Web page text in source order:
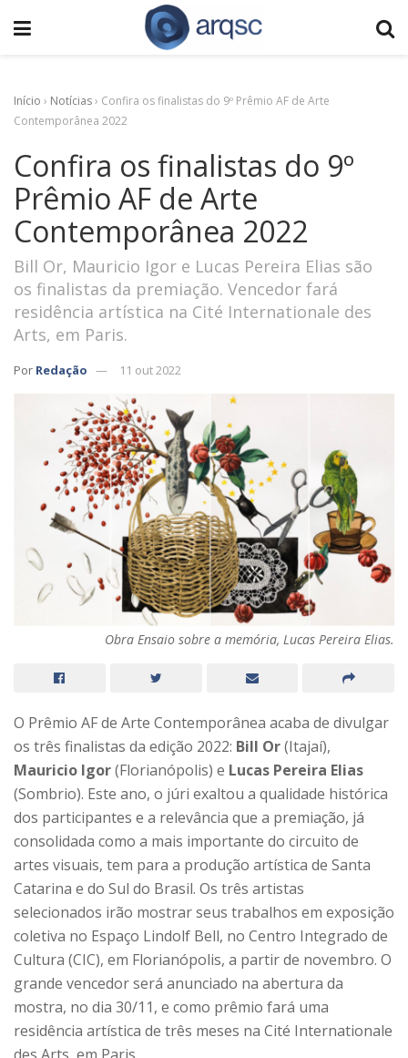
Início › Notícias› Confira os finalistas do 9º Prêmio AF de Arte
Contemporânea 2022
Confira os finalistas do 9º
Prêmio AF de Arte
Contemporânea 2022
Bill Or, Mauricio Igor e Lucas Pereira Elias são
os finalistas da premiação. Vencedor fará
residência artística na Cité Internationale des
Arts, em Paris.
Por Redação 11 out 2022
Obra Ensaio sobre a memória, Lucas Pereira Elias.
O Prêmio AF de Arte Contemporânea acaba de divulgar
os três finalistas da edição 2022: Bill Or(Itajaí),
Mauricio Igor(Florianópolis) e Lucas Pereira Elias
(Sombrio). Este ano, o júri exaltou a qualidade histórica
dos participantes e a relevância que a premiação, já
consolidada como a mais importante do circuito de
artes visuais, tem para a produção artística de Santa
Catarina e do Sul do Brasil. Os três artistas
selecionados irão mostrar seus trabalhos em exposição
coletiva no Espaço Lindolf Bell, no Centro Integrado de
Cultura (CIC), em Florianópolis, a partir de novembro. O
grande vencedor será anunciado na abertura da
mostra, no dia 30/11, e como prêmio fará uma
residência artística de três meses na Cité Internationale